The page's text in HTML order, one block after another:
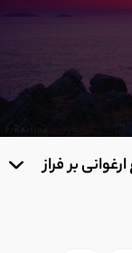
0
of
بر فراز